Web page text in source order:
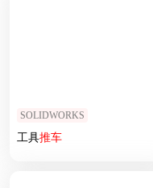
SOLIDWORKS
工具推车